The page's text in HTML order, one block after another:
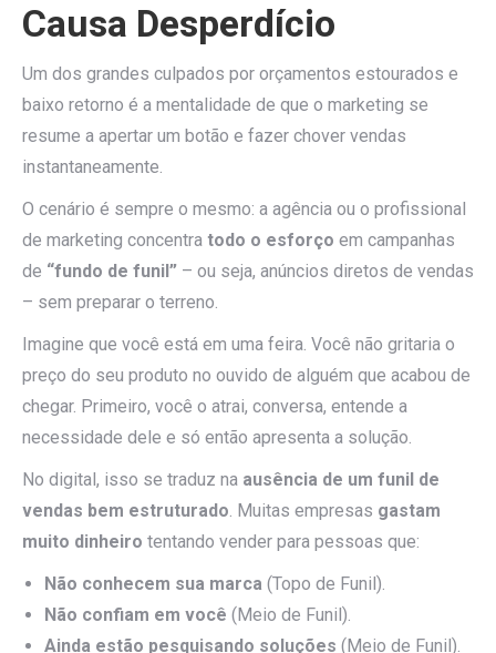
Causa Desperdício
Um dos grandes culpados por orçamentos estourados e
baixo retorno é a mentalidade de que o marketing se
resume a apertar um botão e fazer chover vendas
instantaneamente.
O cenário é sempre o mesmo: a agência ou o profissional
de marketing concentra todo o esforço em campanhas
de “fundo de funil” – ou seja, anúncios diretos de vendas
– sem preparar o terreno.
Imagine que você está em uma feira. Você não gritaria o
preço do seu produto no ouvido de alguém que acabou de
chegar. Primeiro, você o atrai, conversa, entende a
necessidade dele e só então apresenta a solução.
No digital, isso se traduz na ausência de um funil de
vendas bem estruturado. Muitas empresas gastam
muito dinheiro tentando vender para pessoas que:
Não conhecem sua marca (Topo de Funil).
Não confiam em você (Meio de Funil).
Ainda estão pesquisando soluções (Meio de Funil).